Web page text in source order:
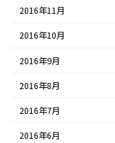
2016年11月
2016年10月
2016年9月
2016年8月
2016年7月
2016年6月